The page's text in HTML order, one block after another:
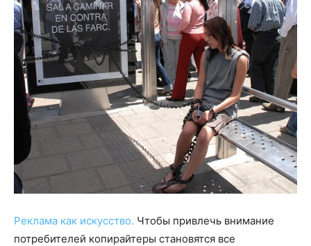
Реклама как искусство. Чтобы привлечь внимание
потребителей копирайтеры становятся все